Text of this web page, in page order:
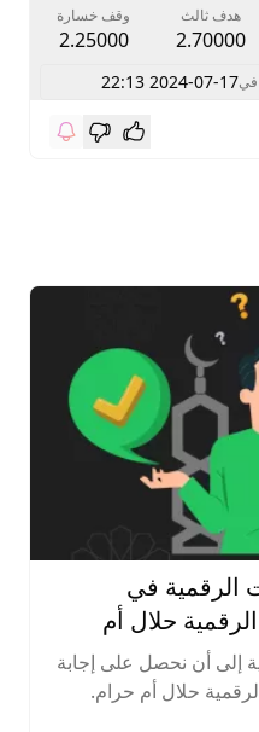
هدف ثالث
2.70000
وقف خسارة
2.25000
في2024-07-17 22:13
الرقمية في
حلال أم
إلى أن نحصل على إجابة
حلال أم حرام.
حكم تداول العملات